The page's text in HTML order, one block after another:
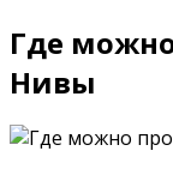
Где
Нивы